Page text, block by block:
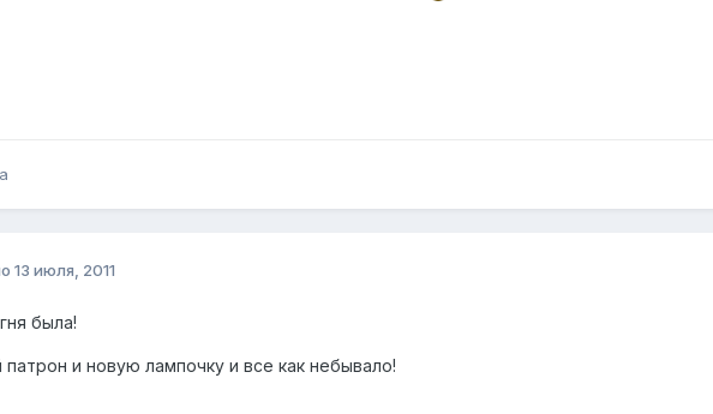
13 июля, 2011
была!
патрон и новую лампочку и все как небывало!